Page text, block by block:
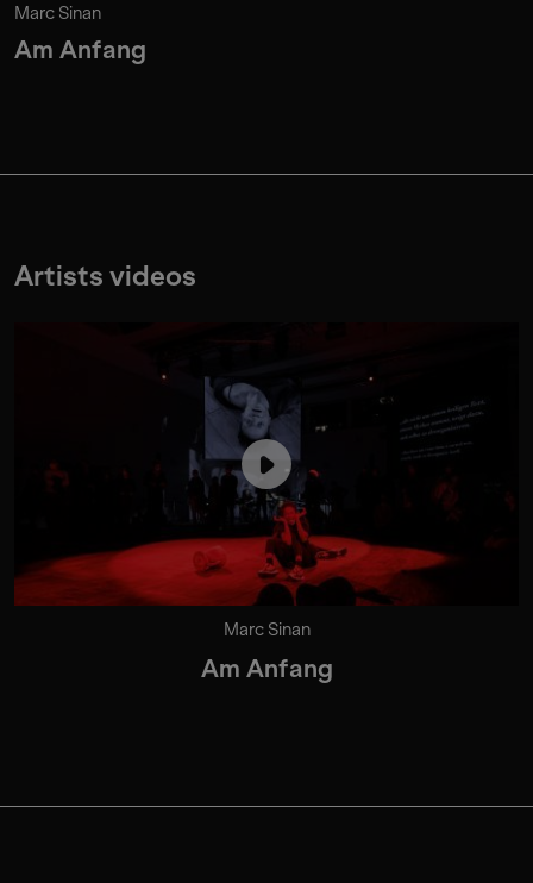
Marc Sinan
Am Anfang
Artists videos
Marc Sinan
Am Anfang